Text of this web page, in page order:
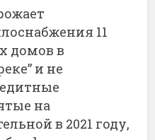
11
домов в
и не
на
в 2021 году,